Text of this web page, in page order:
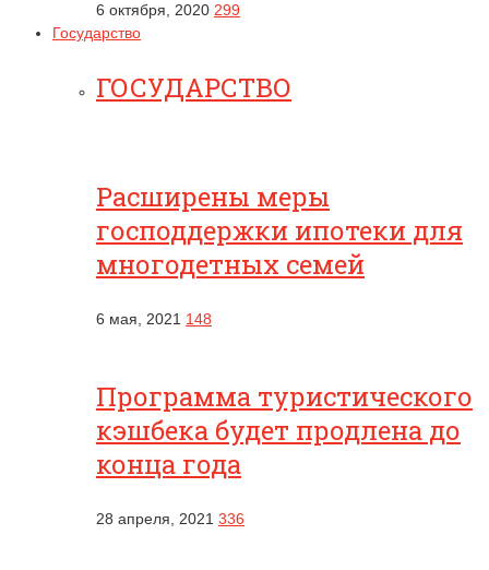
6 октября, 2020 299
Государство
ГОСУДАРСТВО
Расширены меры
господдержки ипотеки для
многодетных семей
6 мая, 2021 148
Программа туристического
кэшбека будет продлена до
конца года
28 апреля, 2021 336